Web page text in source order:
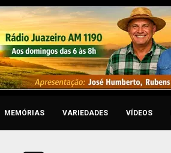
MEMÓRIAS VARIEDADES VÍDEOS